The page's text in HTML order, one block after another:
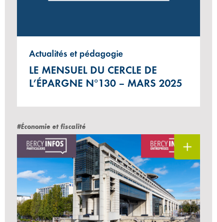
Actualités et pédagogie
LE MENSUEL DU CERCLE DE
L’ÉPARGNE N°130 – MARS 2025
#Économie et fiscalité